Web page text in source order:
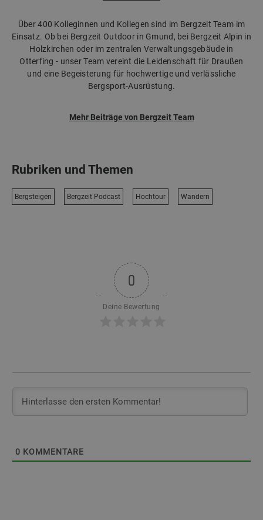
Über 400 Kolleginnen und Kollegen sind im Bergzeit Team im
Einsatz. Ob bei Bergzeit Outdoor in Gmund, bei Bergzeit Alpin in
Holzkirchen oder im zentralen Verwaltungsgebäude in
Otterfing - unser Team vereint die Leidenschaft für Draußen
und eine Begeisterung für hochwertige und verlässliche
Bergsport-Ausrüstung.
Mehr Beiträge von Bergzeit Team
Rubriken und Themen
Bergsteigen Bergzeit Podcast Hochtour Wandern
0
Deine Bewertung
0 KOMMENTARE